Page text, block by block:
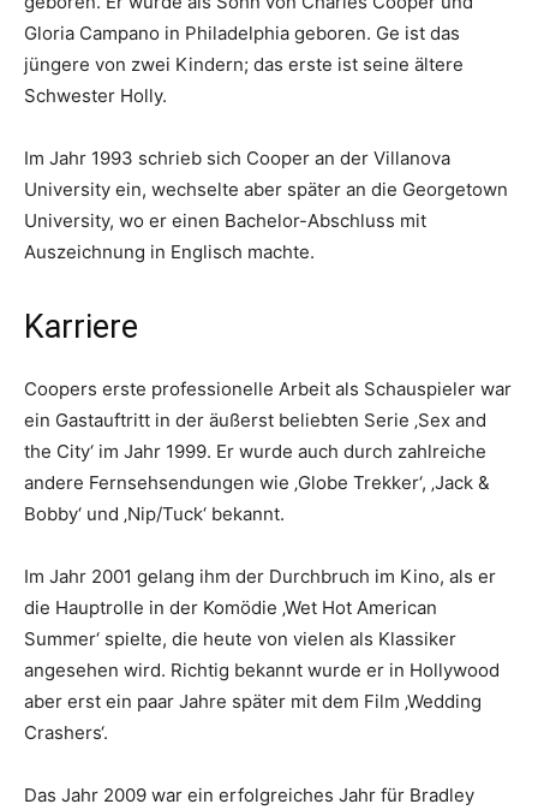
Gloria Campano in Philadelphia geboren. Ge ist das
jüngere von zwei Kindern; das erste ist seine ältere
Schwester Holly.
Im Jahr 1993 schrieb sich Cooper an der Villanova
University ein, wechselte aber später an die Georgetown
University, wo er einen Bachelor-Abschluss mit
Auszeichnung in Englisch machte.
Karriere
Coopers erste professionelle Arbeit als Schauspieler war
ein Gastauftritt in der äußerst beliebten Serie ‚Sex and
the City‘ im Jahr 1999. Er wurde auch durch zahlreiche
andere Fernsehsendungen wie ‚Globe Trekker‘, ‚Jack &
Bobby‘ und ‚Nip/Tuck‘ bekannt.
Im Jahr 2001 gelang ihm der Durchbruch im Kino, als er
die Hauptrolle in der Komödie ‚Wet Hot American
Summer‘ spielte, die heute von vielen als Klassiker
angesehen wird. Richtig bekannt wurde er in Hollywood
aber erst ein paar Jahre später mit dem Film ‚Wedding
Crashers‘.
Das Jahr 2009 war ein erfolgreiches Jahr für Bradley